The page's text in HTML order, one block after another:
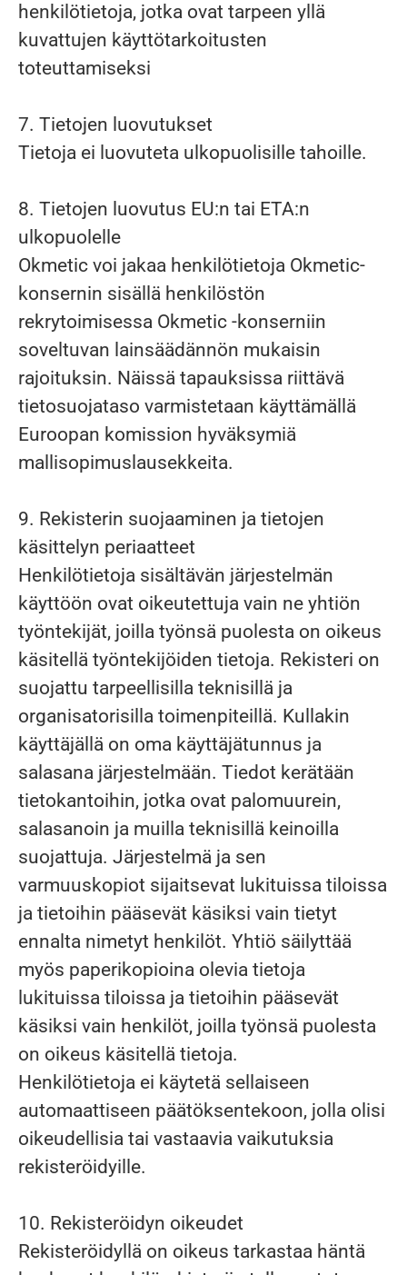
henkilötietoja, jotka ovat tarpeen yllä
kuvattujen käyttötarkoitusten
toteuttamiseksi
7. Tietojen luovutukset
Tietoja ei luovuteta ulkopuolisille tahoille.
8. Tietojen luovutus EU:n tai ETA:n
ulkopuolelle
Okmetic voi jakaa henkilötietoja Okmetic-
konsernin sisällä henkilöstön
rekrytoimisessa Okmetic -konserniin
soveltuvan lainsäädännön mukaisin
rajoituksin. Näissä tapauksissa riittävä
tietosuojataso varmistetaan käyttämällä
Euroopan komission hyväksymiä
mallisopimuslausekkeita.
9. Rekisterin suojaaminen ja tietojen
käsittelyn periaatteet
Henkilötietoja sisältävän järjestelmän
käyttöön ovat oikeutettuja vain ne yhtiön
työntekijät, joilla työnsä puolesta on oikeus
käsitellä työntekijöiden tietoja. Rekisteri on
suojattu tarpeellisilla teknisillä ja
organisatorisilla toimenpiteillä. Kullakin
käyttäjällä on oma käyttäjätunnus ja
salasana järjestelmään. Tiedot kerätään
tietokantoihin, jotka ovat palomuurein,
salasanoin ja muilla teknisillä keinoilla
suojattuja. Järjestelmä ja sen
varmuuskopiot sijaitsevat lukituissa tiloissa
ja tietoihin pääsevät käsiksi vain tietyt
ennalta nimetyt henkilöt. Yhtiö säilyttää
myös paperikopioina olevia tietoja
lukituissa tiloissa ja tietoihin pääsevät
käsiksi vain henkilöt, joilla työnsä puolesta
on oikeus käsitellä tietoja.
Henkilötietoja ei käytetä sellaiseen
automaattiseen päätöksentekoon, jolla olisi
oikeudellisia tai vastaavia vaikutuksia
rekisteröidyille.
10. Rekisteröidyn oikeudet
Rekisteröidyllä on oikeus tarkastaa häntä